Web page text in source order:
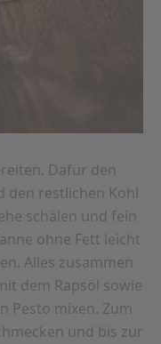
Dafür den
restlichen Kohl
schälen und fein
ohne Fett leicht
Alles zusammen
dem Rapsöl sowie
Pesto mixen. Zum
und bis zur